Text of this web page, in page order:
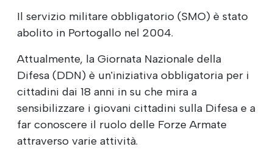
Il servizio militare obbligatorio (SMO) è stato
abolito in Portogallo nel 2004.
Attualmente, la Giornata Nazionale della
Difesa (DDN) è un'iniziativa obbligatoria per i
cittadini dai 18 anni in su che mira a
sensibilizzare i giovani cittadini sulla Difesa e a
far conoscere il ruolo delle Forze Armate
attraverso varie attività.